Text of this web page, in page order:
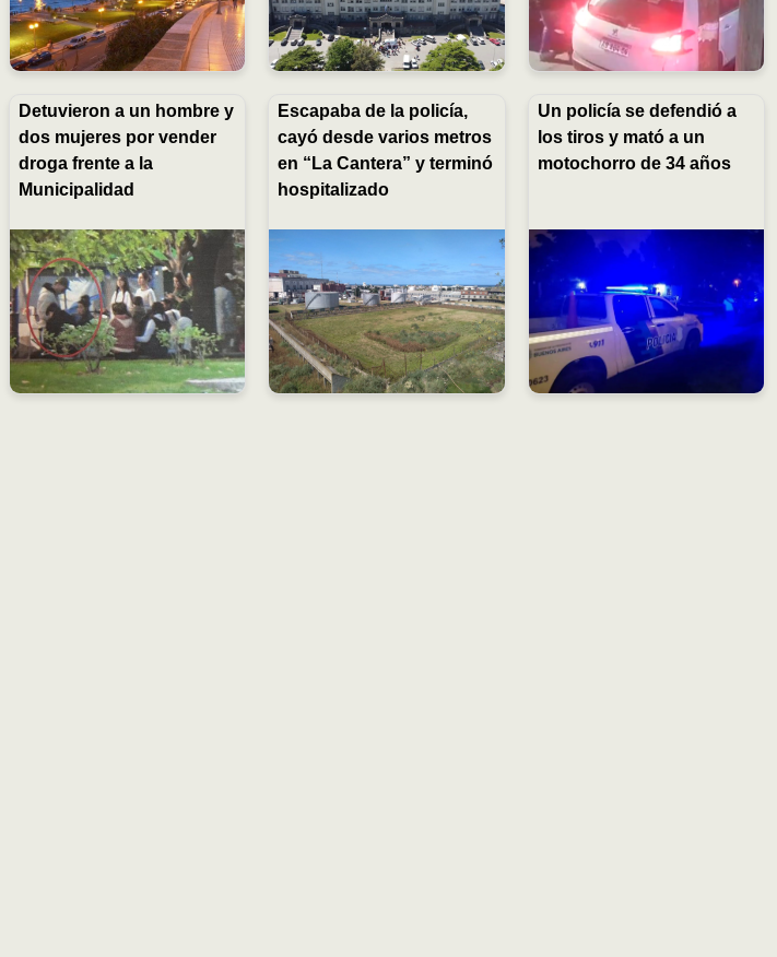
Detuvieron a un hombre y
dos mujeres por vender
droga frente a la
Municipalidad
Escapaba de la policía,
cayó desde varios metros
en “La Cantera” y terminó
hospitalizado
Un policía se defendió a
los tiros y mató a un
motochorro de 34 años